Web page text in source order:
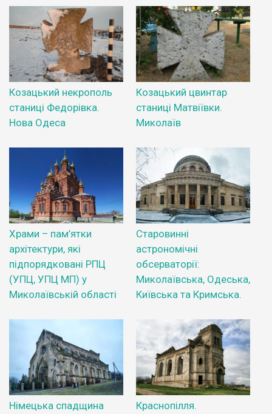
Козацький некрополь
станиці Федорівка.
Нова Одеса
Козацький цвинтар
станиці Матвіївки.
Миколаїв
Храми – пам’ятки
архітектури, які
підпорядковані РПЦ
(УПЦ, УПЦ МП) у
Миколаївській області
Старовинні
астрономічні
обсерваторії:
Миколаївська, Одеська,
Київська та Кримська.
Німецька спадщина
Краснопілля.